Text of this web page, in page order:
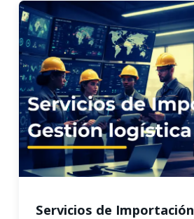
Servicios de Importación